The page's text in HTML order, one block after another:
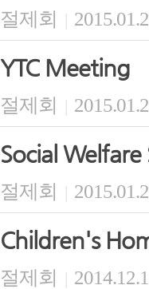
절제회 |
YTC Meeting
절제회 |
Social
절제회 |
Children's
절제회 |